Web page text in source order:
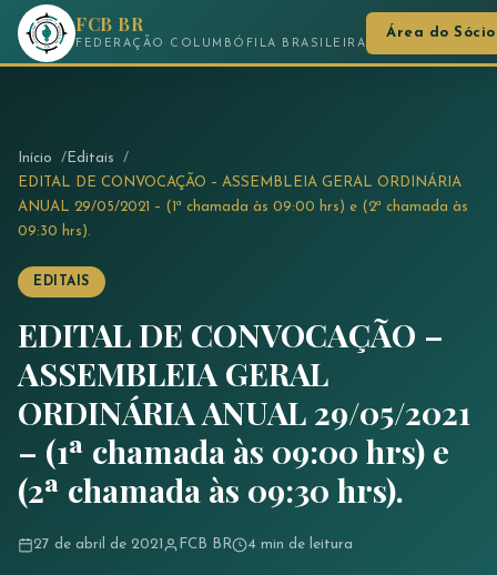
FCB BR
FEDERAÇÃO COLUMBÓFILA BRASILEIRA
Área do Sócio
Início
Editais
EDITAL DE CONVOCAÇÃO – ASSEMBLEIA GERAL ORDINÁRIA
ANUAL 29/05/2021 – (1ª chamada às 09:00 hrs) e (2ª chamada às
09:30 hrs).
EDITAIS
EDITAL DE CONVOCAÇÃO –
ASSEMBLEIA GERAL
ORDINÁRIA ANUAL 29/05/2021
– (1ª chamada às 09:00 hrs) e
(2ª chamada às 09:30 hrs).
27 de abril de 2021 FCB BR 4 min de leitura